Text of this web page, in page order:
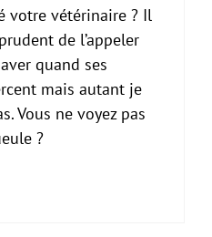
votre vétérinaire ? Il
de l’appeler
quand ses
mais autant je
Vous ne voyez pas
?